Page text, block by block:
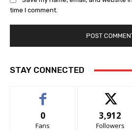
time I comment.
STAY CONNECTED
0
Fans
3,912
Followers